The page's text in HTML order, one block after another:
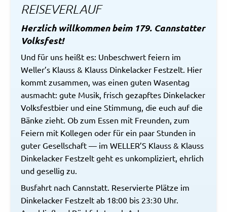
REISEVERLAUF
Herzlich willkommen beim 179. Cannstatter
Volksfest!
Und für uns heißt es: Unbeschwert feiern im
Weller’s Klauss & Klauss Dinkelacker Festzelt. Hier
kommt zusammen, was einen guten Wasentag
ausmacht: gute Musik, frisch gezapftes Dinkelacker
Volksfestbier und eine Stimmung, die euch auf die
Bänke zieht. Ob zum Essen mit Freunden, zum
Feiern mit Kollegen oder für ein paar Stunden in
guter Gesellschaft — im WELLER’S Klauss & Klauss
Dinkelacker Festzelt geht es unkompliziert, ehrlich
und gesellig zu.
Busfahrt nach Cannstatt. Reservierte Plätze im
Dinkelacker Festzelt ab 18:00 bis 23:30 Uhr.